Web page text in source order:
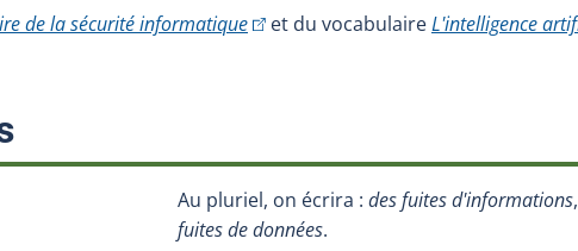
de la sécurité informatique(Cet hyperlien externe s'ouvrira dans
et du vocabulaireL'intelligence
externe s'ouvrira dans une nouvelle fenêtre.)
:
Au pluriel, on écrira : des fuites d'informations,
fuites de données.